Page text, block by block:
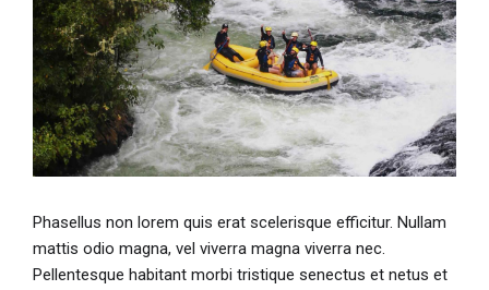
Phasellus non lorem quis erat scelerisque efficitur. Nullam
mattis odio magna, vel viverra magna viverra nec.
Pellentesque habitant morbi tristique senectus et netus et